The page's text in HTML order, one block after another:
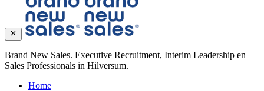
Brand New Sales. Executive Recruitment, Interim Leadership en
Sales Professionals in Hilversum.
Home